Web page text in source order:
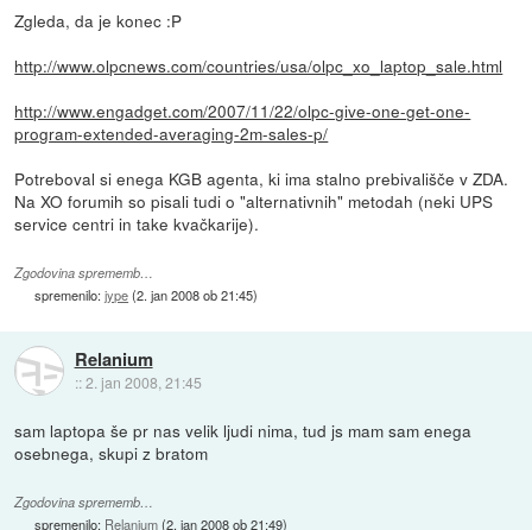
Zgleda, da je konec :P
http://www.olpcnews.com/countries/usa/olpc_xo_laptop_sale.html
http://www.engadget.com/2007/11/22/olpc-give-one-get-one-
program-extended-averaging-2m-sales-p/
Potreboval si enega KGB agenta, ki ima stalno prebivališče v ZDA.
Na XO forumih so pisali tudi o "alternativnih" metodah (neki UPS
service centri in take kvačkarije).
Zgodovina sprememb…
spremenilo:jype(2. jan 2008 ob 21:45)
Relanium
::2. jan 2008, 21:45
sam laptopa še pr nas velik ljudi nima, tud js mam sam enega
osebnega, skupi z bratom
Zgodovina sprememb…
spremenilo: Relanium(2. jan 2008 ob 21:49)